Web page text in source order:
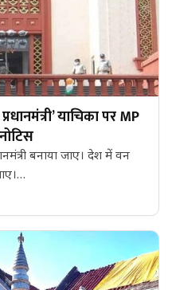
याचिका पर MP
बनाया जाए। देश में वन